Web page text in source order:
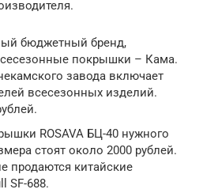
бюджетный бренд,
покрышки – Кама.
завода включает
всесезонных изделий.
ROSAVA БЦ-40 нужного
стоят около 2000 рублей.
продаются китайские
SF-688.